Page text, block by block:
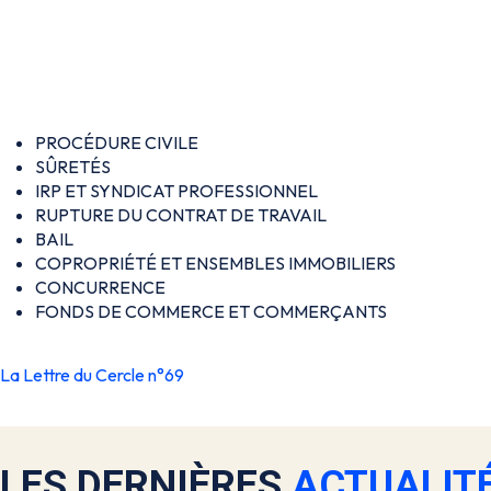
PROCÉDURE CIVILE
SÛRETÉS
IRP ET SYNDICAT PROFESSIONNEL
RUPTURE DU CONTRAT DE TRAVAIL
BAIL
COPROPRIÉTÉ ET ENSEMBLES IMMOBILIERS
CONCURRENCE
FONDS DE COMMERCE ET COMMERÇANTS
La Lettre du Cercle n°69